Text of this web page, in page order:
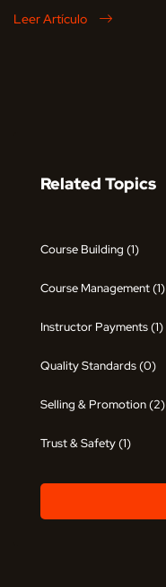
Leer Artículo
Related Topics
Course Building (1)
Course Management(1)
Instructor Payments(1)
Quality Standards(0)
Selling & Promotion(2)
Trust & Safety(1)